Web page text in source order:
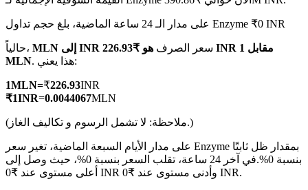
العقود الآجلة للعملات المشفرة
مشتقات الأسهم والعملات الأجنبية والمعادن الثمينة والسلع
على مدار الـ 24 ساعة الماضية، بلغ حجم تداول Enzyme ₹0 INR
حالياً، MLN إلى INR سعر الصرف
هو ₹226.93 INR مقابل 1
MLN
. هذا يعني:
1MLN=₹226.93INR
₹1INR=0.0044067MLN
(ملاحظة: لا تشمل الرسوم و تكاليف الغاز.)
على مدار الأيام السبعة الماضية، تغير سعر Enzyme بمقدار ظل ثابتًا
بنسبة 0%.
في آخر 24 ساعة، تقلب السعر بنسبة 0%، حيث وصل إلى
أعلى مستوى عند ₹0 INR وأدنى مستوى عند ₹0 INR.